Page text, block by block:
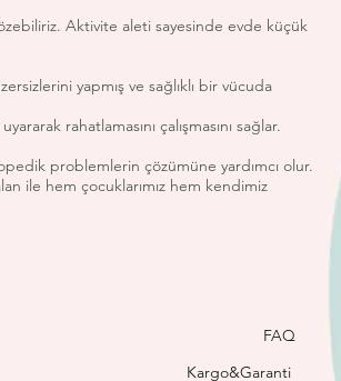
Aktivite aleti sayesinde evde küçük
yapmış ve sağlıklı bir vücuda
rahatlamasını çalışmasını sağlar.
problemlerin çözümüne yardımcı olur.
ile hem çocuklarımız hem kendimiz
FAQ
Kargo&Garanti